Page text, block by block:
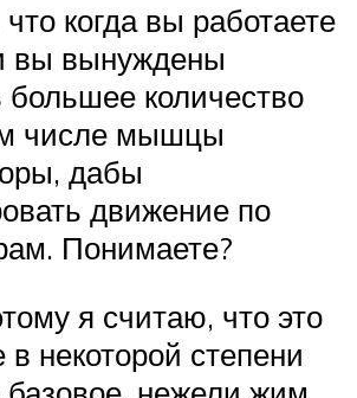
когда вы работаете
вы вынуждены
большее количество
числе мышцы
дабы
движение по
Понимаете?
я считаю, что это
некоторой степени